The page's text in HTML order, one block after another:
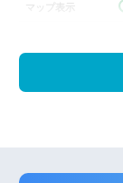
マップ表示